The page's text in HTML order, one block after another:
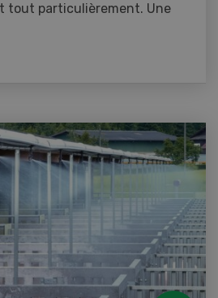
tout particulièrement. Une